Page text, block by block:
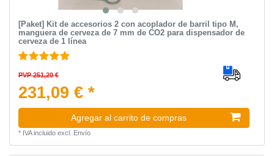
[Paket] Kit de accesorios 2 con acoplador de barril tipo M,
manguera de cerveza de 7 mm de CO2 para dispensador de
cerveza de 1 línea
PVP 251,20 €
231,09 € *
Agregar al carrito de compras
* IVA incluidoexcl. Envío